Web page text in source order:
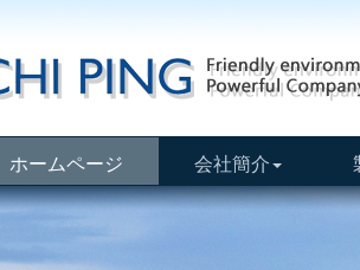
ホームページ 会社簡介